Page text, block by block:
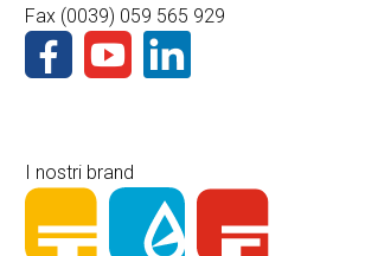
Fax (0039) 059 565 929
I nostri brand